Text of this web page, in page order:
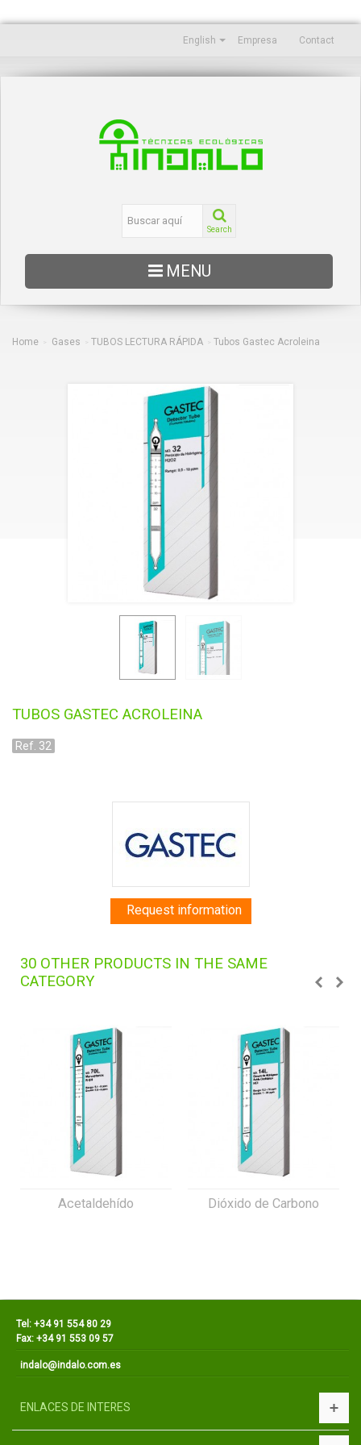
Contact
Empresa
English
Search
MENU
EDUCACIÓN
OCEANOGRAFÍA
Home > Gases > TUBOS LECTURA RÁPIDA > Tubos Gastec Acroleina
TUBOS GASTEC ACROLEINA
Ref. 32
Request information
30 OTHER PRODUCTS IN THE SAME
CATEGORY
Acetaldehído Dióxido de Carbono
Tel: +34 91 554 80 29
Fax: +34 91 553 09 57
indalo@indalo.com.es
ENLACES DE INTERES